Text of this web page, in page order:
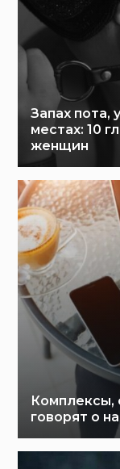
Запах пота,
местах: 10
женщин
Комплексы,
говорят о